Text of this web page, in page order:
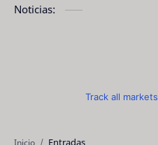
Noticias:
Track all
Inicio Entradas